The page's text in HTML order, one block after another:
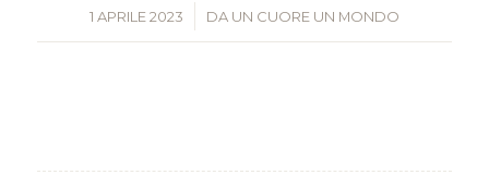
1 APRILE 2023
/ DA UN CUORE UN MONDO